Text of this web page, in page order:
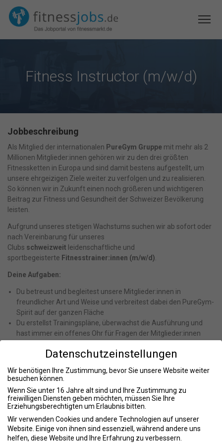
Fitness Instructor (m/w/d)
Jobbeschreibung
Als Mitglied der internationalen PureGym Gruppe mit mehr als 2
Millionen Mitglieder:innen gehören wir zu den drei größten
Fitnessketten in Europa und sind damit bestens aufgestellt, um
unsere ehrgeizigen Ziele weiter zu verfolgen und zu realisieren.
So können wir in Zukunft einen noch größeren und wichtigeren
Beitrag zur Fitness und Gesundheit der Schweizer Bevölkerung
leisten.
Aufgrund unseres stetigen Wachstums suchen wir ab sofort oder
nach Vereinbarung für unseres
Clubs schweizweit leidenschaftliche und
sportbegeisterte Fitnesstrainer:innen (m/w/d)
Deine Aufgaben:
Du betreust und begleitest unsere Mitglieder:innen in
freundlicher Art und Weise und verbreitest dabei den PureGym-
Spirit auf der ganzen Fläche
Du erstellst Trainingspläne, überwachst die Ausführung und
hast immer ein offenes Ohr für Fragen der Mitglieder:innen
als Vorbild voran
anfallenden Aufgaben zusammen mit deinem Team
Du hilfst bei der Planung und Umsetzung der Marketing- sowie
Promotionsaktionen
Stellenanforderungen
Was du mitbringst:
Datenschutzeinstellungen
Wir benötigen Ihre Zustimmung, bevor Sie unsere Website weiter
besuchen können.
Wenn Sie unter 16 Jahre alt sind und Ihre Zustimmung zu
freiwilligen Diensten geben möchten, müssen Sie Ihre
Erziehungsberechtigten um Erlaubnis bitten.
Wir verwenden Cookies und andere Technologien auf unserer
Website. Einige von ihnen sind essenziell, während andere uns
helfen, diese Website und Ihre Erfahrung zu verbessern.